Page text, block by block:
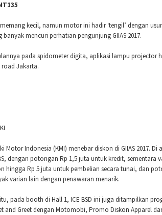
kecil, namun motor ini hadir ‘tengil’ dengan
banyak mencuri perhatian pengunjung GIIAS 2017.
pada spidometer digita, aplikasi lampu projector
Jakarta.
Motor Indonesia (KMI) menebar diskon di GIIAS 2017.
dengan potongan Rp 1,5 juta untuk kredit,
hingga Rp 5 juta untuk pembelian secara tunai, dan
varian lain dengan penawaran menarik.
pada booth di Hall 1, ICE BSD ini juga ditampilkan
and Greet dengan Motomobi, Promo Diskon Apparel